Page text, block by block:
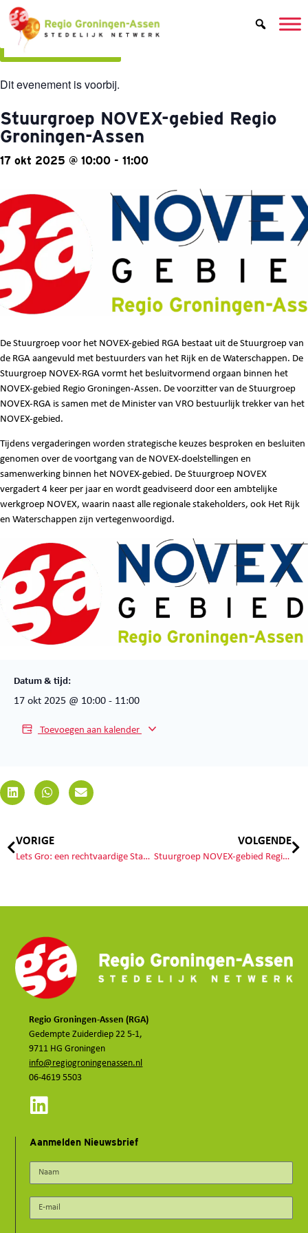
Alle evenementen
Dit evenement is voorbij.
Stuurgroep NOVEX-gebied Regio
Groningen-Assen
17 okt 2025 @ 10:00 - 11:00
De Stuurgroep voor het NOVEX-gebied RGA bestaat uit de Stuurgroep van
de RGA aangevuld met bestuurders van het Rijk en de Waterschappen. De
Stuurgroep NOVEX-RGA vormt het besluitvormend orgaan binnen het
NOVEX-gebied Regio Groningen-Assen. De voorzitter van de Stuurgroep
NOVEX-RGA is samen met de Minister van VRO bestuurlijk trekker van het
NOVEX-gebied.
Tijdens vergaderingen worden strategische keuzes besproken en besluiten
genomen over de voortgang van de NOVEX-doelstellingen en
samenwerking binnen het NOVEX-gebied. De Stuurgroep NOVEX
vergadert 4 keer per jaar en wordt geadviseerd door een ambtelijke
werkgroep NOVEX, waarin naast alle regionale stakeholders, ook Het Rijk
en Waterschappen zijn vertegenwoordigd.
Datum & tijd:
17 okt 2025 @ 10:00 - 11:00
Toevoegen aan kalender
VORIGE
Lets Gro: een rechtvaardige Stad in een rechtvaardige Regio!
VOLGENDE
Stuurgroep NOVEX-gebied Regio Groningen-Assen
Regio Groningen-Assen (RGA)
Gedempte Zuiderdiep 22 5-1,
9711 HG Groningen
info@regiogroningenassen.nl
06-4619 5503
Aanmelden Nieuwsbrief